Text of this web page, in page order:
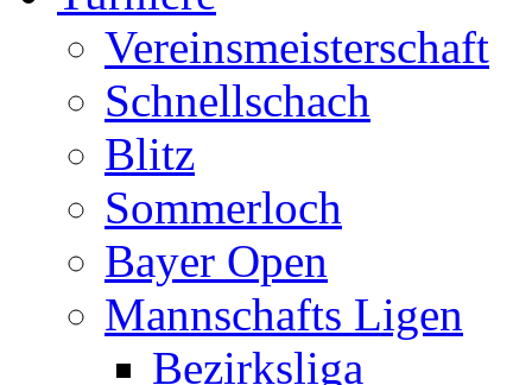
Vereinsmeisterschaft
Schnellschach
Blitz
Sommerloch
Bayer Open
Mannschafts Ligen
Bezirksliga